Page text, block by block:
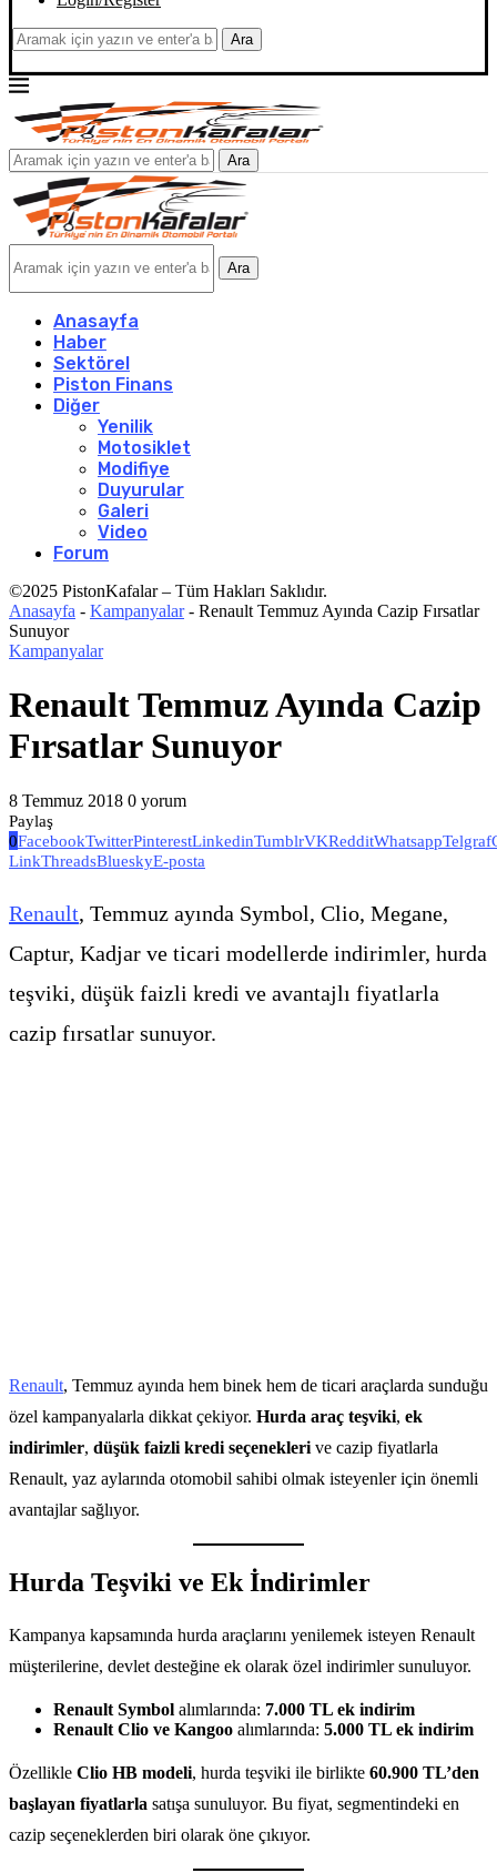
Ara
Ara
Ara
Anasayfa
Haber
Sektörel
Piston Finans
Diğer
Yenilik
Motosiklet
Modifiye
Duyurular
Galeri
Video
Forum
©2025 PistonKafalar – Tüm Hakları Saklıdır.
Anasayfa - Kampanyalar- Renault Temmuz Ayında Cazip Fırsatlar
Sunuyor
Kampanyalar
Renault Temmuz Ayında Cazip
Fırsatlar Sunuyor
8 Temmuz 2018 0 yorum
Paylaş
0FacebookTwitterPinterestLinkedinTumblrVKRedditWhatsappTelgraf
LinkThreadsBlueskyE-posta
Renault, Temmuz ayında Symbol, Clio, Megane,
Captur, Kadjar ve ticari modellerde indirimler, hurda
teşviki, düşük faizli kredi ve avantajlı fiyatlarla
cazip fırsatlar sunuyor.
Renault, Temmuz ayında hem binek hem de ticari araçlarda sunduğu
özel kampanyalarla dikkat çekiyor. Hurda araç teşviki, ek
indirimler, düşük faizli kredi seçenekleri ve cazip fiyatlarla
Renault, yaz aylarında otomobil sahibi olmak isteyenler için önemli
avantajlar sağlıyor.
Hurda Teşviki ve Ek İndirimler
Kampanya kapsamında hurda araçlarını yenilemek isteyen Renault
müşterilerine, devlet desteğine ek olarak özel indirimler sunuluyor.
Renault Symbol alımlarında: 7.000 TL ek indirim
Renault Clio ve Kangoo alımlarında: 5.000 TL ek indirim
Özellikle Clio HB modeli, hurda teşviki ile birlikte 60.900 TL’den
başlayan fiyatlarla satışa sunuluyor. Bu fiyat, segmentindeki en
cazip seçeneklerden biri olarak öne çıkıyor.